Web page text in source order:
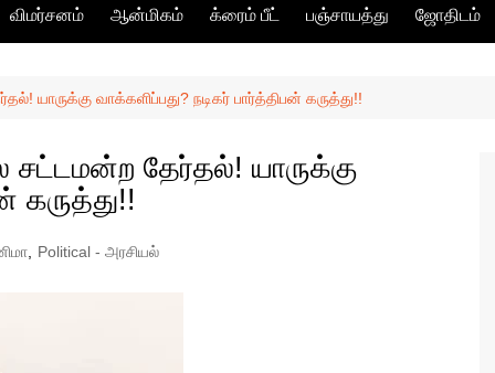
விமர்சனம் ஆன்மிகம் க்ரைம் பீட் பஞ்சாயத்து ஜோதிடம்
யாருக்கு வாக்களிப்பது? நடிகர் பார்த்திபன் கருத்து!!
சட்டமன்ற தேர்தல்! யாருக்கு
கருத்து!!
Political - அரசியல்